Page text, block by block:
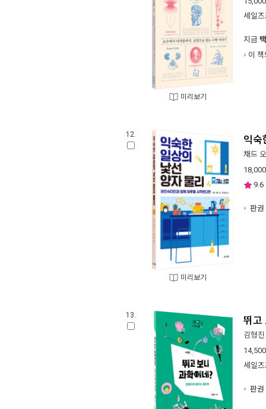
미리보기
세일
지금
이
12.
미리보기
익숙
채드
18,000
9.6
판권
13. 뛰고
김형진
14,500
세일
판권